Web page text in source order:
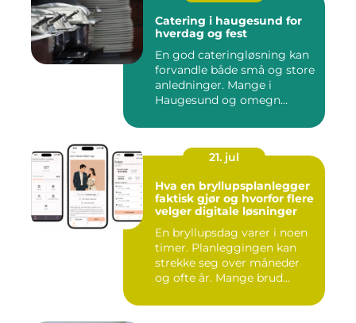
Catering i haugesund for
hverdag og fest
En god cateringløsning kan
forvandle både små og store
anledninger. Mange i
Haugesund og omegn
21. jul
Hva en bryllupsplanlegger
faktisk gjør og hvorfor flere
velger digitale løsninger
En bryllupsdag varer i noen
timer. Planleggingen kan
strekke seg over måneder
og ofte år. Mange brud...